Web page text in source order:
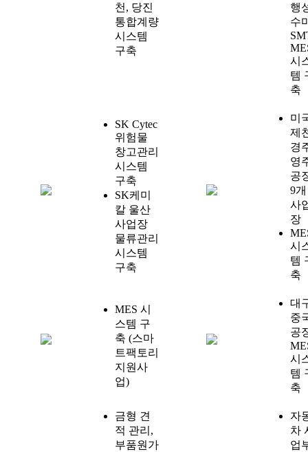
천, 당진
통합계량
시스템
구축
행
수
시
템
축
SK Cytec
위험물
창고관리
시스템
구축
SK케미
칼 울산
사업장
물류관리
시스템
구축
미
제
경
영
공
9개
사
장
시
템
축
MES 시
스템 구
축 (스마
트팩토리
지원사
업)
대
중
공
시
템
축
금형 견
적 관리,
부품원가
자
차
업